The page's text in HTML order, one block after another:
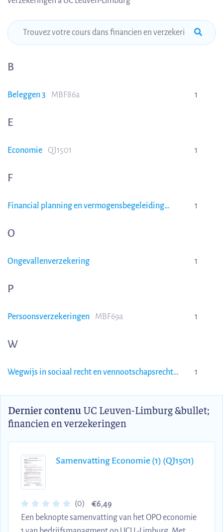
B
Beleggen 3 MBF86a 1
E
Economie QJ1501 1
F
Financial planning en vermogensbegeleiding
1
O
Ongevallenverzekering 1
P
Persoonsverzekeringen MBF69a 1
W
Wegwijs in sociaal recht en vennootschapsrecht
1
Dernier contenu UC Leuven-Limburg &bullet;
financien en verzekeringen
Samenvatting Economie (1) (QJ1501)
(0) €6,49
Een beknopte samenvatting van het OPO economie